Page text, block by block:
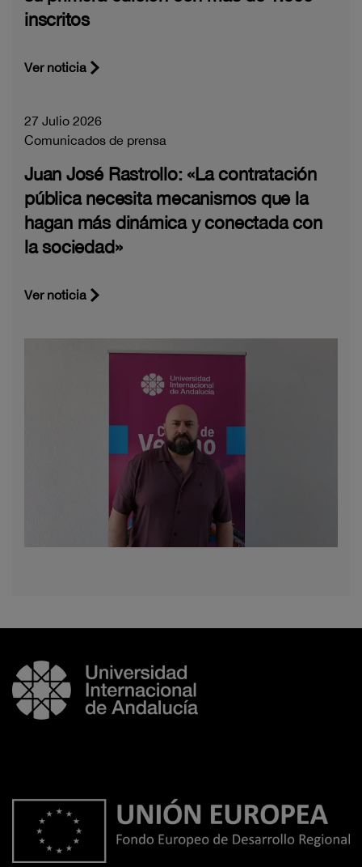
inscritos
Ver noticia
27 Julio 2026
Comunicados de prensa
Juan José Rastrollo: «La contratación
pública necesita mecanismos que la
hagan más dinámica y conectada con
la sociedad»
Ver noticia